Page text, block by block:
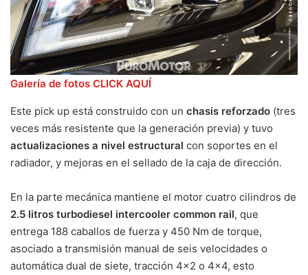
Galería de fotos CLICK AQUÍ
Este pick up está construido con un chasis reforzado (tres
veces más resistente que la generación previa) y tuvo
actualizaciones a nivel estructural con soportes en el
radiador, y mejoras en el sellado de la caja de dirección.
En la parte mecánica mantiene el motor cuatro cilindros de
2.5 litros turbodiesel intercooler common rail, que
entrega 188 caballos de fuerza y 450 Nm de torque,
asociado a transmisión manual de seis velocidades o
automática dual de siete, tracción 4×2 o 4×4, esto